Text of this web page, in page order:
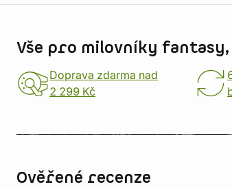
Vše pro milovníky
Doprava zdarma nad
2 299 Kč
Ověřené recenze